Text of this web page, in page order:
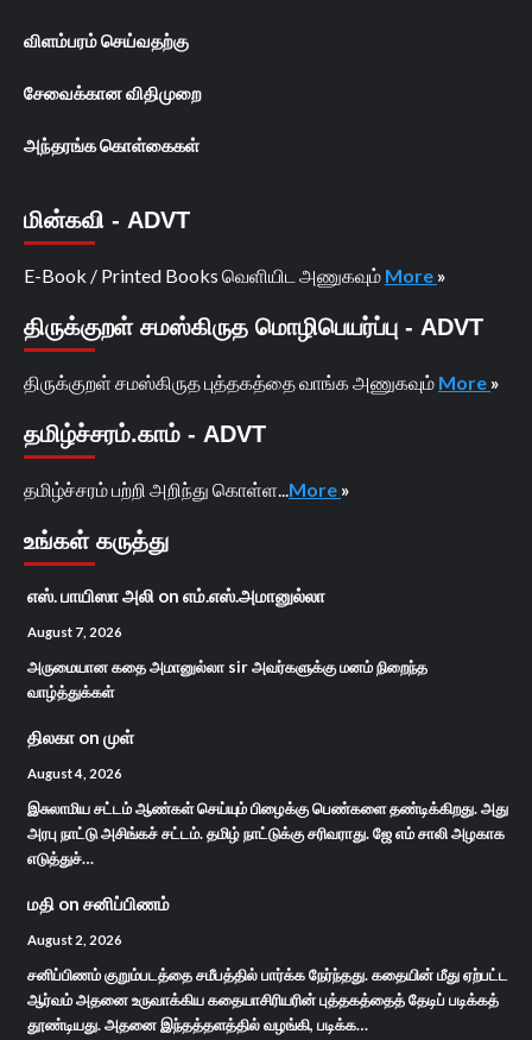
விளம்பரம் செய்வதற்கு
சேவைக்கான விதிமுறை
அந்தரங்க கொள்கைகள்
மின்கவி - ADVT
E-Book / Printed Books வெளியிட அணுகவும் More »
திருக்குறள் சமஸ்கிருத மொழிபெயர்ப்பு - ADVT
திருக்குறள் சமஸ்கிருத புத்தகத்தை வாங்க அணுகவும் More »
தமிழ்ச்சரம்.காம் - ADVT
தமிழ்ச்சரம் பற்றி அறிந்து கொள்ள... More »
உங்கள் கருத்து
எஸ். பாயிஸா அலி on எம்.எஸ்.அமானுல்லா
August 7, 2026
அருமையான கதை அமானுல்லா sir அவர்களுக்கு மனம் நிறைந்த
வாழ்த்துக்கள்
திலகா on முள்
August 4, 2026
இசுலாமிய சட்டம் ஆண்கள் செய்யும் பிழைக்கு பெண்களை தண்டிக்கிறது. அது
அரபு நாட்டு அசிங்கச் சட்டம். தமிழ் நாட்டுக்கு சரிவராது. ஜே எம் சாலி அழகாக
எடுத்துச்…
மதி on சனிப்பிணம்
August 2, 2026
சனிப்பிணம் குறும்படத்தை சமீபத்தில் பார்க்க நேர்ந்தது. கதையின் மீது ஏற்பட்ட
ஆர்வம் அதனை உருவாக்கிய கதையாசிரியரின் புத்தகத்தைத் தேடிப் படிக்கத்
தூண்டியது. அதனை இந்தத்தளத்தில் வழங்கி, படிக்க…